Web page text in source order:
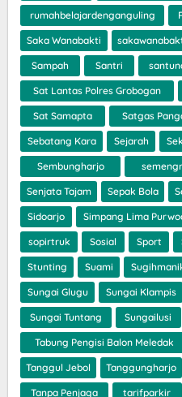
rumahbelajardenganguling
Saka Wanabakti
Sampah Santri
Sat Lantas Polres Grobogan
Sat Samapta Satgas
Sebatang Kara Sejarah
Sembungharjo
Senjata Tajam Sepak Bola
Sidoarjo Simpang Lima
sopirtruk Sosial Sport
Stunting Suami
Sungai Glugu Sungai Klampis
Sungai Tuntang Sungailusi
Tabung Pengisi Balon Meledak
Tanggul Jebol Tanggungharjo
Tanpa Penjaga tarifparkir